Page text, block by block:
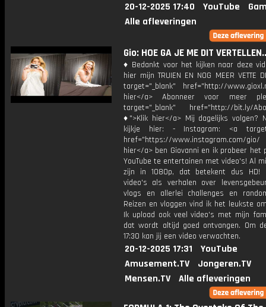
20-12-2025 17:40 YouTube
Alle afleveringen
Gio: HOE GA JE ME DIT
♦ Bedankt voor het kijken naar deze
hier mijn TRUIEN EN NOG MEER VETTE
target="_blank" href="http://
hier</a> Abonneer voor meer
target="_blank" href="http://bit.ly/
♦">Klik hier</a> Mij dagelijks volgen?
kijkje hier: - Instagram: <a
href="https://www.instagram.com/
hier</a> ben Giovanni en ik probeer het
YouTube te entertainen met video's! Al
zijn in 1080p, dat betekent dus HD!
video's als verhalen over
vlogs en allerlei challenges en
Reizen en vloggen vind ik het leukste
Ik upload ook veel video's met mijn
dat wordt altijd goed ontvangen. Om
17:30 kan jij een video verwachten.
20-12-2025 17:31
YouTube
Amusement.TV
Jongeren.TV
Mensen.TV
Alle afleveringen